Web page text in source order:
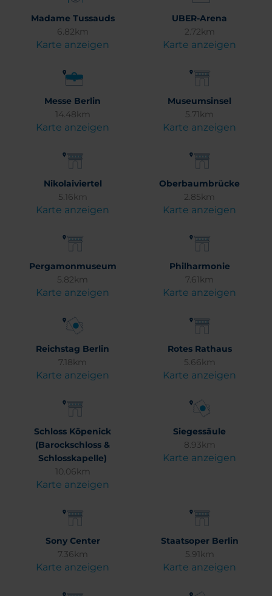
Madame Tussauds
6.82km
Karte anzeigen
UBER-Arena
2.72km
Karte anzeigen
Messe Berlin
14.48km
Karte anzeigen
Museumsinsel
5.71km
Karte anzeigen
Nikolaiviertel
5.16km
Karte anzeigen
Oberbaumbrücke
2.85km
Karte anzeigen
Pergamonmuseum
5.82km
Karte anzeigen
Philharmonie
7.61km
Karte anzeigen
Reichstag Berlin
7.18km
Karte anzeigen
Rotes Rathaus
5.66km
Karte anzeigen
Schloss Köpenick
(Barockschloss &
Schlosskapelle)
10.06km
Karte anzeigen
Siegessäule
8.93km
Karte anzeigen
Sony Center
7.36km
Karte anzeigen
Staatsoper Berlin
5.91km
Karte anzeigen